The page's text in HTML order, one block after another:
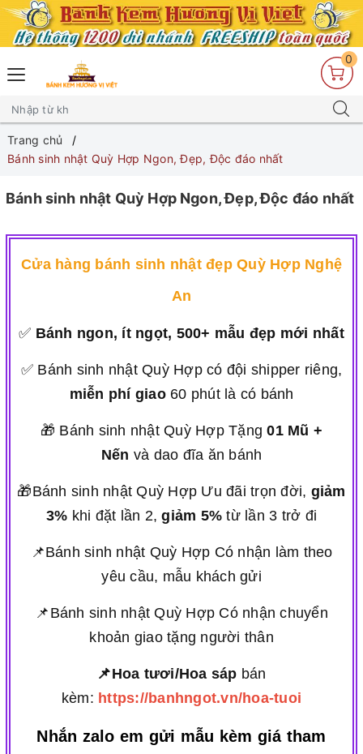
0
Trang chủ
Bánh sinh nhật Quỳ Hợp Ngon, Đẹp, Độc đáo nhất
Bánh sinh nhật Quỳ Hợp Ngon, Đẹp, Độc đáo nhất
Cửa hàng bánh sinh nhật đẹp Quỳ Hợp Nghệ
An
✅ Bánh ngon, ít ngọt, 500+ mẫu đẹp mới nhất
✅ Bánh sinh nhật Quỳ Hợp có đội shipper riêng,
miễn phí giao60 phút là có bánh
🎁 Bánh sinh nhật Quỳ Hợp Tặng01 Mũ +
Nến và dao đĩa ăn bánh
🎁Bánh sinh nhật Quỳ Hợp Ưu đãi trọn đời, giảm
3% khi đặt lần 2,giảm 5% từ lần 3 trở đi
📌Bánh sinh nhật Quỳ Hợp Có nhận làm theo
yêu cầu, mẫu khách gửi
📌Bánh sinh nhật Quỳ Hợp Có nhận chuyển
khoản giao tặng người thân
📌Hoa tươi/Hoa sáp bán
kèm: https://banhngot.vn/hoa-tuoi
Nhắn zalo em gửi mẫu kèm giá tham